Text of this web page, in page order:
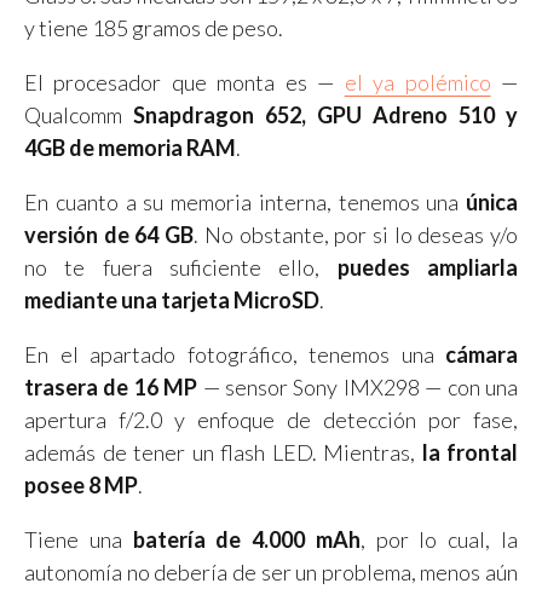
y tiene 185 gramos de peso.
El procesador que monta es — el ya polémico —
Qualcomm Snapdragon 652, GPU Adreno 510 y
4GB de memoria RAM.
En cuanto a su memoria interna, tenemos una única
versión de 64 GB. No obstante, por si lo deseas y/o
no te fuera suficiente ello, puedes ampliarla
mediante una tarjeta MicroSD.
En el apartado fotográfico, tenemos una cámara
trasera de 16 MP — sensor Sony IMX298 — con una
apertura f/2.0 y enfoque de detección por fase,
además de tener un flash LED. Mientras, la frontal
posee 8 MP.
Tiene una batería de 4.000 mAh, por lo cual, la
autonomía no debería de ser un problema, menos aún